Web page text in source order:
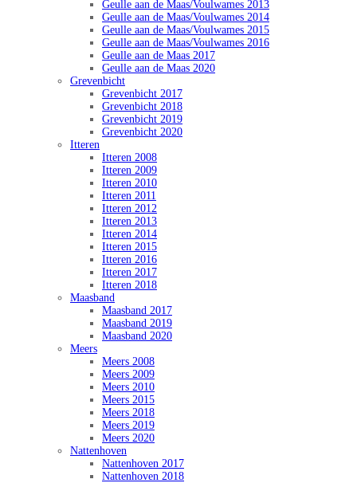
Geulle aan de Maas/Voulwames 2013
Geulle aan de Maas/Voulwames 2014
Geulle aan de Maas/Voulwames 2015
Geulle aan de Maas/Voulwames 2016
Geulle aan de Maas 2017
Geulle aan de Maas 2020
Grevenbicht
Grevenbicht 2017
Grevenbicht 2018
Grevenbicht 2019
Grevenbicht 2020
Itteren
Itteren 2008
Itteren 2009
Itteren 2010
Itteren 2011
Itteren 2012
Itteren 2013
Itteren 2014
Itteren 2015
Itteren 2016
Itteren 2017
Itteren 2018
Maasband
Maasband 2017
Maasband 2019
Maasband 2020
Meers
Meers 2008
Meers 2009
Meers 2010
Meers 2015
Meers 2018
Meers 2019
Meers 2020
Nattenhoven
Nattenhoven 2017
Nattenhoven 2018